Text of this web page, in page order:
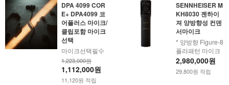
DPA 4099 COR
E+ DPA4099 코
어플러스 마이크/
클립포함 마이크
선택
마이크선택필수
1,223,000원
1,112,000원
11,120원 적립
SENNHEISER M
KH8030 젠하이
져 양방향성 컨덴
서마이크
* 양방향 Figure-8
폴라패턴 마이크
2,980,000원
29,800원 적립